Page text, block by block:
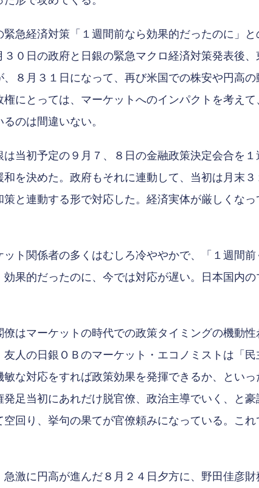
緊急経済対策「１週間前なら効果的だったのに」と
０日の政府と日銀の緊急マクロ経済対策発表後
、８月３１日になって、再び米国での株安や円高
権にとっては、マーケットへのインパクトを考え
のは間違いない。
当初予定の９月７、８日の金融政策決定会合を
和を決めた。政府もそれに連動して、当初は月末
策と連動する形で対応した。経済実体が厳しくな
ット関係者の多くはむしろ冷ややかで、「１週間
効果的だったのに、今では対応が遅い。日本国内
僚はマーケットの時代での政策タイミングの機動
人の日銀ＯＢのマーケット・エコノミストは「
敏な対応をすれば政策効果を発揮できるか、とい
発足当初にあれだけ脱官僚、政治主導でいく、と
空回り、挙句の果てが官僚頼みになっている。こ
急激に円高が進んだ８月２４日夕方に、野田佳彦